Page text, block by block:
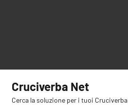
contenuto
Cruciverba Net
Cerca la soluzione per i tuoi Cruciverba